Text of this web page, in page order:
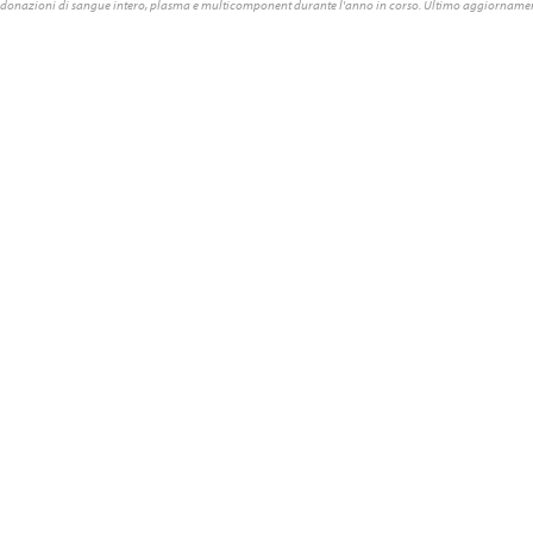
di sangue intero, plasma e multicomponent durante l'anno in corso. Ultimo